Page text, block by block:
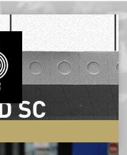
Skip
content